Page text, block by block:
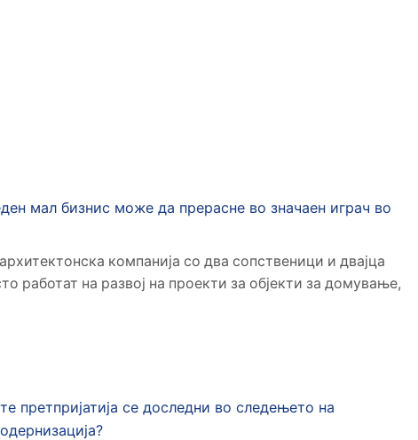
мал бизнис може да прерасне во значаен играч во
компанија со два сопственици и двајца
работат на развој на проекти за објекти за домување,
претпријатија се доследни во следењето на